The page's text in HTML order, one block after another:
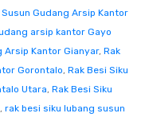
Gudang Arsip Kantor
arsip kantor Gayo
Arsip Kantor Gianyar, Rak
Gorontalo, Rak Besi Siku
Utara, Rak Besi Siku
, rak besi siku lubang susun